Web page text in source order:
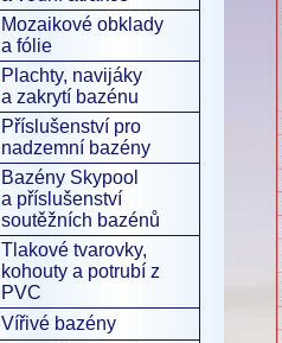
Mozaikové obklady
a fólie
Plachty, navijáky
a zakrytí bazénu
Příslušenství pro
nadzemní bazény
Bazény Skypool
a příslušenství
soutěžních bazénů
Tlakové tvarovky,
kohouty a potrubí z
PVC
Vířivé bazény